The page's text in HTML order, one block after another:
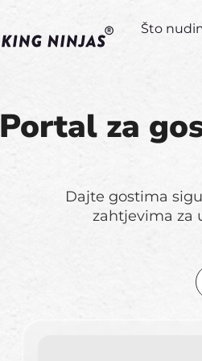
Što
Portal za
Dajte gostima
zahtjevima za